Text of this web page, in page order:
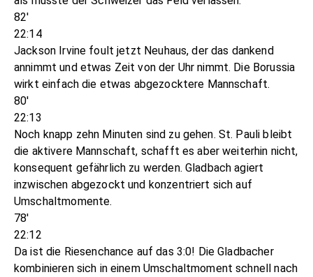
82'
22:14
Jackson Irvine foult jetzt Neuhaus, der das dankend
annimmt und etwas Zeit von der Uhr nimmt. Die Borussia
wirkt einfach die etwas abgezocktere Mannschaft.
80'
22:13
Noch knapp zehn Minuten sind zu gehen. St. Pauli bleibt
die aktivere Mannschaft, schafft es aber weiterhin nicht,
konsequent gefährlich zu werden. Gladbach agiert
inzwischen abgezockt und konzentriert sich auf
Umschaltmomente.
78'
22:12
Da ist die Riesenchance auf das 3:0! Die Gladbacher
kombinieren sich in einem Umschaltmoment schnell nach